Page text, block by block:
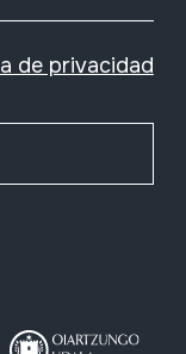
de privacidad